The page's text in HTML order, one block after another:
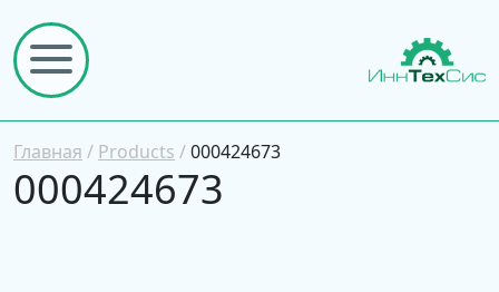
Главная / Products /000424673
000424673